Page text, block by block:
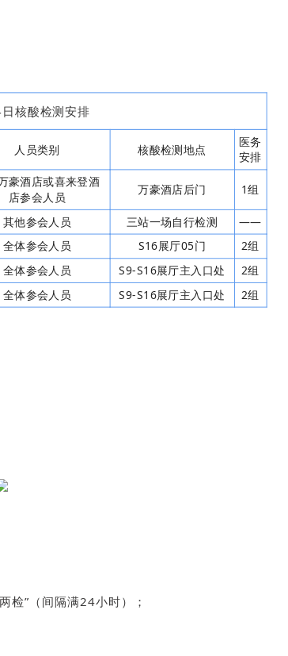
核酸检测安排
人员类别 核酸检测地点
医务
安排
豪酒店或喜来登酒
店参会人员
万豪酒店后门 1组
其他参会人员 三站一场自行检测 ——
全体参会人员 S16展厅05门 2组
全体参会人员 S9-S16展厅主入口处 2组
全体参会人员 S9-S16展厅主入口处 2组
检”（间隔满24小时）；